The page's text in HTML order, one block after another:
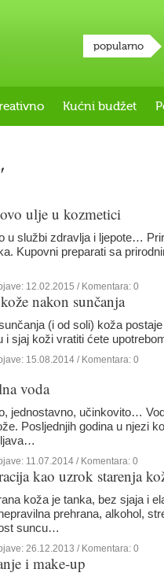
popularno
Kućni budžet
ulje u kozmetici
u službi zdravlja i ljepote…
Kupovni preparati sa
12.02.2015 / Komentara: 0
nakon sunčanja
(i od soli) koža
i sjaj koži vratiti ćete
15.08.2014 / Komentara: 0
voda
jednostavno, učinkovito…
Posljednjih godina u njezi
11.07.2014 / Komentara: 0
kao uzrok starenja
koža je tanka, bez sjaja i
prehrana, alkohol,
suncu…
26.12.2013 / Komentara: 0
i make-up